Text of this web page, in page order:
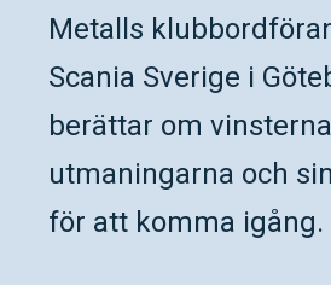
Metalls
Scania Sverige i
berättar om
utmaningarna och
för att komma igång.